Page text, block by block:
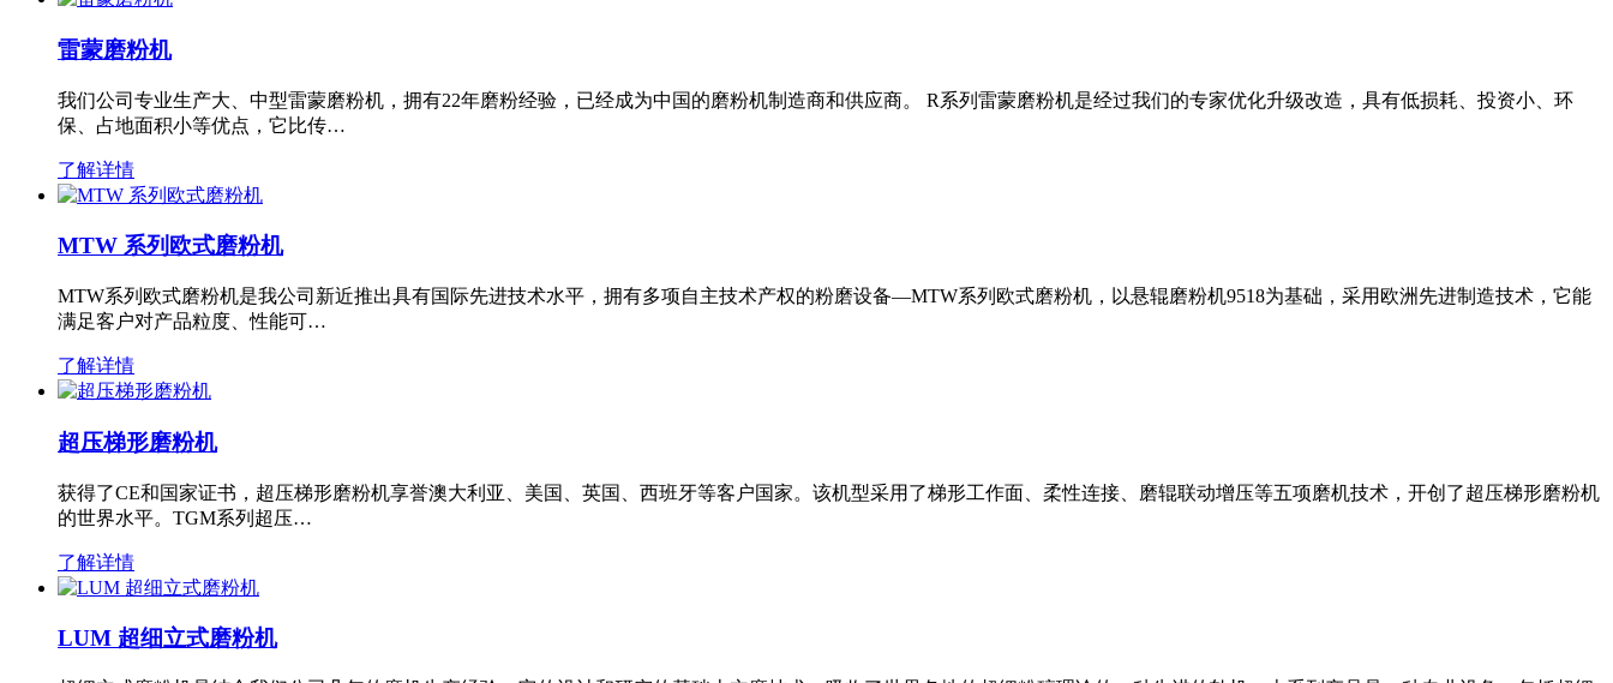
雷蒙磨粉机
我们公司专业生产大、中型雷蒙磨粉机，拥有22年磨粉经验，已经成为中国的磨粉机制造商和供应商。 R系列雷蒙磨粉机是经过我们的专家优化升级改造，具有低损耗、投资小、环
保、占地面积小等优点，它比传…
了解详情
MTW 系列欧式磨粉机
MTW系列欧式磨粉机是我公司新近推出具有国际先进技术水平，拥有多项自主技术产权的粉磨设备—MTW系列欧式磨粉机，以悬辊磨粉机9518为基础，采用欧洲先进制造技术，它能
满足客户对产品粒度、性能可…
了解详情
超压梯形磨粉机
获得了CE和国家证书，超压梯形磨粉机享誉澳大利亚、美国、英国、西班牙等客户国家。该机型采用了梯形工作面、柔性连接、磨辊联动增压等五项磨机技术，开创了超压梯形磨粉机
的世界水平。TGM系列超压…
了解详情
LUM 超细立式磨粉机